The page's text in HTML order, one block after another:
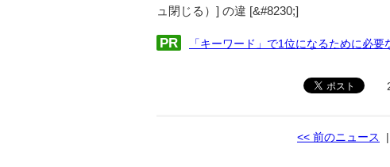
ュ閉じる）] の違 [&#8230;]
PR 「キーワード」で1位になるために必要
<< 前のニュース |